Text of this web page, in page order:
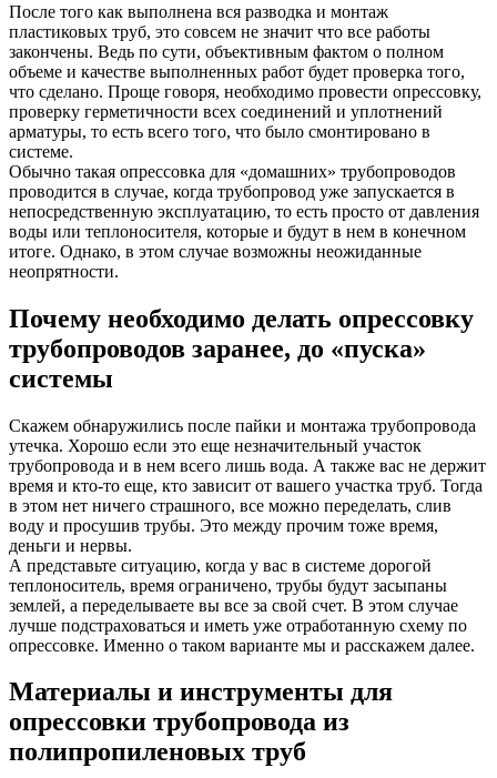
После того как выполнена вся разводка и монтаж
пластиковых труб, это совсем не значит что все работы
закончены. Ведь по сути, объективным фактом о полном
объеме и качестве выполненных работ будет проверка того,
что сделано. Проще говоря, необходимо провести опрессовку,
проверку герметичности всех соединений и уплотнений
арматуры, то есть всего того, что было смонтировано в
системе.
Обычно такая опрессовка для «домашних» трубопроводов
проводится в случае, когда трубопровод уже запускается в
непосредственную эксплуатацию, то есть просто от давления
воды или теплоносителя, которые и будут в нем в конечном
итоге. Однако, в этом случае возможны неожиданные
неопрятности.
Почему необходимо делать опрессовку
трубопроводов заранее, до «пуска»
системы
Скажем обнаружились после пайки и монтажа трубопровода
утечка. Хорошо если это еще незначительный участок
трубопровода и в нем всего лишь вода. А также вас не держит
время и кто-то еще, кто зависит от вашего участка труб. Тогда
в этом нет ничего страшного, все можно переделать, слив
воду и просушив трубы. Это между прочим тоже время,
деньги и нервы.
А представьте ситуацию, когда у вас в системе дорогой
теплоноситель, время ограничено, трубы будут засыпаны
землей, а переделываете вы все за свой счет. В этом случае
лучше подстраховаться и иметь уже отработанную схему по
опрессовке. Именно о таком варианте мы и расскажем далее.
Материалы и инструменты для
опрессовки трубопровода из
полипропиленовых труб